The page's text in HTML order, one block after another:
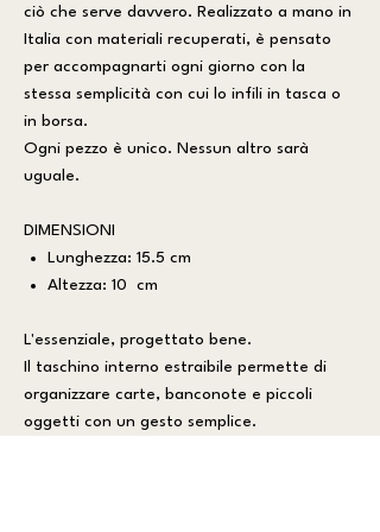
ciò che serve davvero. Realizzato a mano in
Italia con materiali recuperati, è pensato
per accompagnarti ogni giorno con la
stessa semplicità con cui lo infili in tasca o
in borsa.
Ogni pezzo è unico. Nessun altro sarà
uguale.
DIMENSIONI
Lunghezza: 15.5 cm
Altezza: 10 cm
L'essenziale, progettato bene.
Il taschino interno estraibile permette di
organizzare carte, banconote e piccoli
oggetti con un gesto semplice.